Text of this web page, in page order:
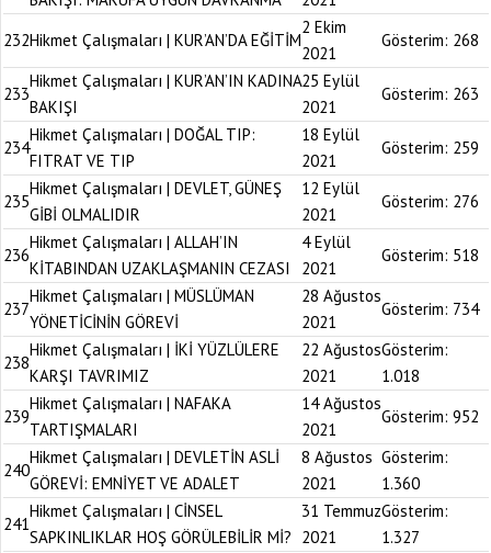
232Hikmet Çalışmaları | KUR’AN’DA EĞİTİM
2 Ekim
2021
Gösterim: 268
233
Hikmet Çalışmaları | KUR’AN’IN KADINA
BAKIŞI
25 Eylül
2021
Gösterim: 263
234
Hikmet Çalışmaları | DOĞAL TIP:
FITRAT VE TIP
18 Eylül
2021
Gösterim: 259
235
Hikmet Çalışmaları | DEVLET, GÜNEŞ
GİBİ OLMALIDIR
12 Eylül
2021
Gösterim: 276
236
Hikmet Çalışmaları | ALLAH’IN
KİTABINDAN UZAKLAŞMANIN CEZASI
4 Eylül
2021
Gösterim: 518
237
Hikmet Çalışmaları | MÜSLÜMAN
YÖNETİCİNİN GÖREVİ
28 Ağustos
2021
Gösterim: 734
238
Hikmet Çalışmaları | İKİ YÜZLÜLERE
KARŞI TAVRIMIZ
22 Ağustos
2021
Gösterim:
1.018
239
Hikmet Çalışmaları | NAFAKA
TARTIŞMALARI
14 Ağustos
2021
Gösterim: 952
240
Hikmet Çalışmaları | DEVLETİN ASLİ
GÖREVİ: EMNİYET VE ADALET
8 Ağustos
2021
Gösterim:
1.360
241
Hikmet Çalışmaları | CİNSEL
SAPKINLIKLAR HOŞ GÖRÜLEBİLİR Mİ?
31 Temmuz
2021
Gösterim:
1.327